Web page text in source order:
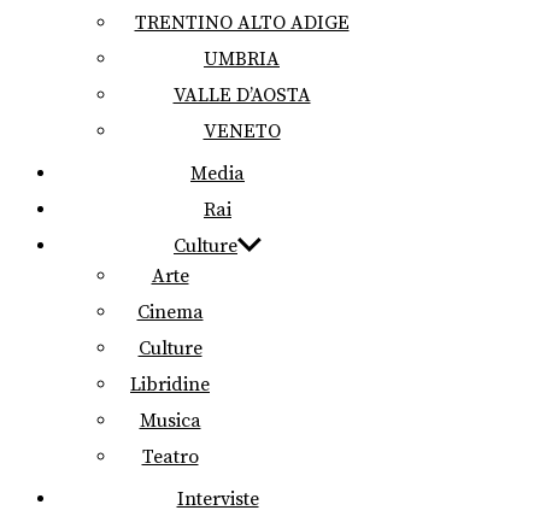
TRENTINO ALTO ADIGE
UMBRIA
VALLE D’AOSTA
VENETO
Media
Rai
Culture
Arte
Cinema
Culture
Libridine
Musica
Teatro
Interviste